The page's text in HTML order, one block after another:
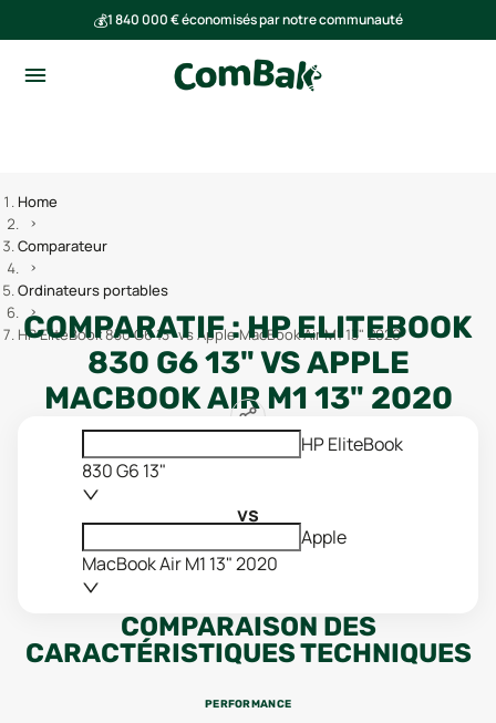
💰1 840 000 € économisés par notre communauté
Home
Comparateur
Ordinateurs portables
HP EliteBook 830 G6 13" vs Apple MacBook Air M1 13" 2020
COMPARATIF :HP ELITEBOOK
830 G6 13"VSAPPLE
MACBOOK AIR M1 13" 2020
HP EliteBook
830 G6 13"
vs
Apple
MacBook Air M1 13" 2020
COMPARAISON DES
CARACTÉRISTIQUES TECHNIQUES
PERFORMANCE